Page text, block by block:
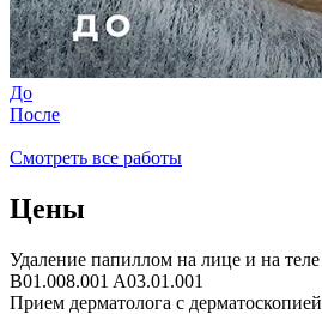
До
После
Смотреть все работы
Цены
Удаление папиллом на лице и на теле
B01.008.001 A03.01.001
Прием дерматолога с дерматоскопией